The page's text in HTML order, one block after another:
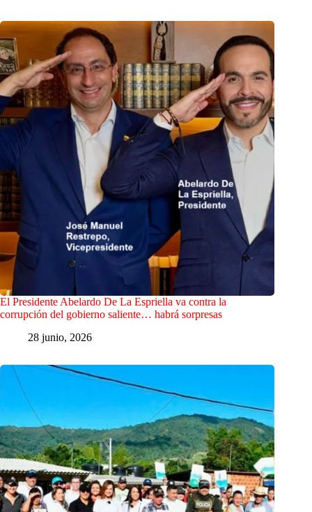
El Presidente Abelardo De La Espriella va contra la
corrupción del gobierno saliente… habrá sorpresas
28 junio, 2026